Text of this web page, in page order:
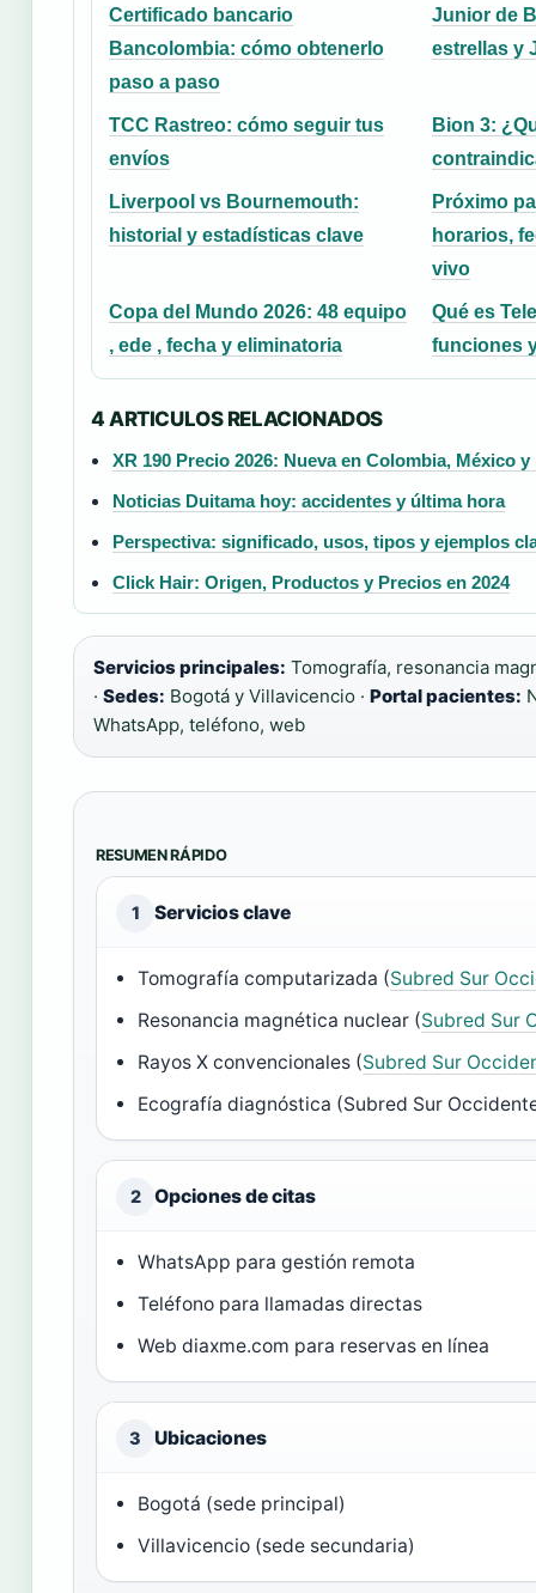
Certificado bancario
Bancolombia: cómo obtenerlo
paso a paso
Junior de
estrellas y
TCC Rastreo: cómo seguir tus
envíos
Bion 3:
Liverpool vs Bournemouth:
historial y estadísticas clave
Próximo
horarios,
vivo
Copa del Mundo 2026: 48 equipo
, ede , fecha y eliminatoria
Qué es
funciones
4 ARTICULOS RELACIONADOS
XR 190 Precio 2026: Nueva en Colombia, México y
Noticias Duitama hoy: accidentes y última hora
Perspectiva: significado, usos, tipos y ejemplos
Click Hair: Origen, Productos y Precios en 2024
Servicios principales: Tomografía, resonancia
· Sedes: Bogotá y Villavicencio · Portal pacientes:
WhatsApp, teléfono, web
RESUMEN RÁPIDO
1 Servicios clave
Tomografía computarizada (Subred Sur
Resonancia magnética nuclear (Subred Sur
Rayos X convencionales (Subred Sur
Ecografía diagnóstica (Subred Sur
2 Opciones de citas
WhatsApp para gestión remota
Teléfono para llamadas directas
Web diaxme.com para reservas en línea
3 Ubicaciones
Bogotá (sede principal)
Villavicencio (sede secundaria)